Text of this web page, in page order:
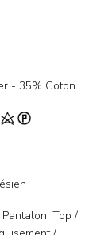
- 35% Coton
Top /